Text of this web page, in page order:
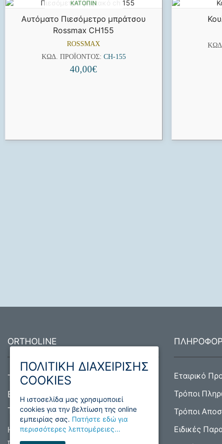
ΚΑΤΌΠΙΝ
Αυτόματο Πιεσόμετρο μπράτσου
Rossmax CH155
ROSSMAX
ΚΩΔ. ΠΡΟΪΌΝΤΟΣ: CH-155
40,00€
ORTHOLINE
Τραπεζούντος 1, 12134 Περιστέρι
Email:
info@ortholine.gr
Τηλ:210 5758900
Η εταιρεία Ortholine είναι
Εταιρικό
Τρόποι
Τρόποι
Ειδικές
ΠΟΛΙΤΙΚΗ ΔΙΑΧΕΙΡΙΣΗΣ
COOKIES
H ιστοσελίδα μας χρησιμοποιεί
cookies για την βελτίωση της online
εμπειρίας σας. Πατήστε εδώ για
περισσότερες λεπτομέρειες...